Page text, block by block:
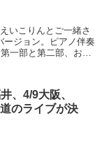
いこりんとご一緒さ
ージョン。ピアノ伴奏
、4/9大阪、
のライブが決